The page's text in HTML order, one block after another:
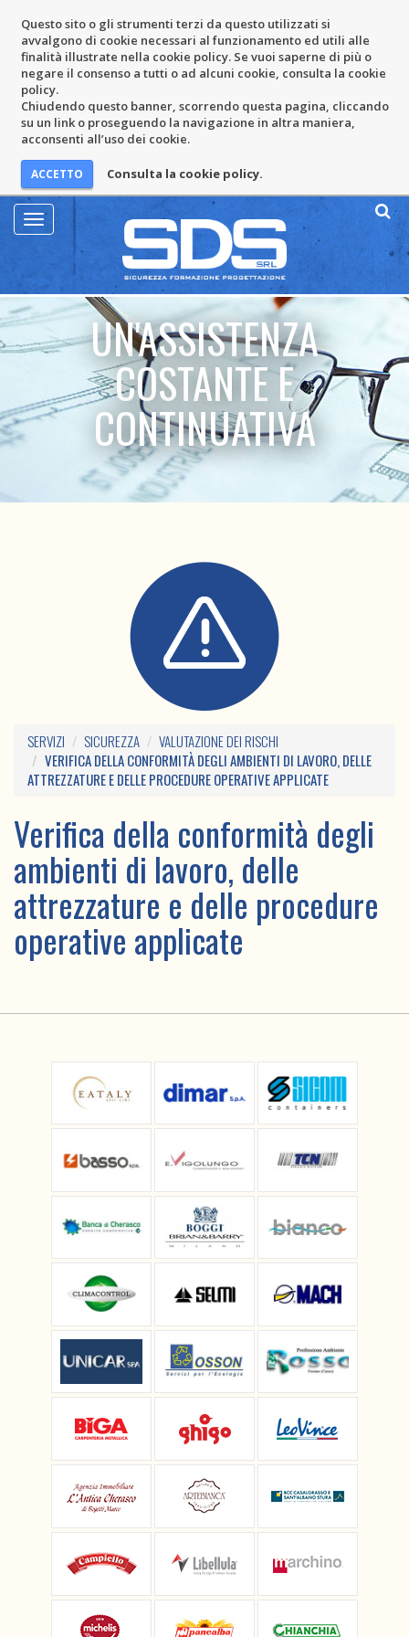
Questo sito o gli strumenti terzi da questo utilizzati si
avvalgono di cookie necessari al funzionamento ed utili alle
finalità illustrate nella cookie policy. Se vuoi saperne di più o
negare il consenso a tutti o ad alcuni cookie, consulta la cookie
policy.
Chiudendo questo banner, scorrendo questa pagina, cliccando
su un link o proseguendo la navigazione in altra maniera,
acconsenti all’uso dei cookie.
Consulta la cookie policy.
Mostra
Menu
UN'ASSISTENZA
COSTANTE E
CONTINUATIVA
SERVIZI SICUREZZA
VALUTAZIONE DEI RISCHI
VERIFICA DELLA CONFORMITÀ DEGLI AMBIENTI DI LAVORO, DELLE
ATTREZZATURE E DELLE PROCEDURE OPERATIVE APPLICATE
Verifica della conformità degli
ambienti di lavoro, delle
attrezzature e delle procedure
operative applicate